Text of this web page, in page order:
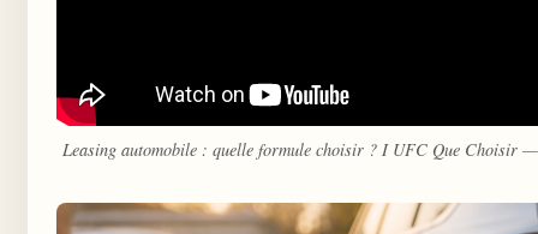
Leasing automobile : quelle formule choisir ? I UFC Que Choisir